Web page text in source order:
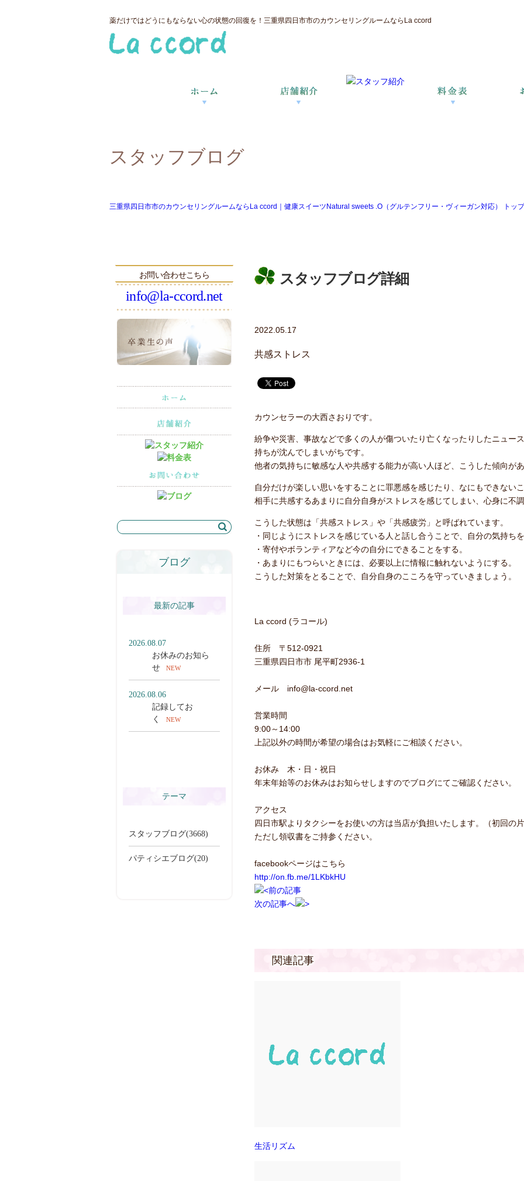
薬だけではどうにもならない心の状態の回復を！三重県四日市市のカウンセリングルームならLa ccord
スタッフブログ
三重県四日市市のカウンセリングルームならLa ccord｜健康スイーツNatural sweets .O（グルテンフリー・ヴィーガン対応） トッ
スタッフブログ詳細
2022.05.17
共感ストレス
カウンセラーの大西さおりです。
紛争や災害、事故などで多くの人が傷ついたり亡くなったりしたニュー
持ちが沈んでしまいがちです。
他者の気持ちに敏感な人や共感する能力が高い人ほど、こうした傾向があ
自分だけが楽しい思いをすることに罪悪感を感じたり、なにもできない
相手に共感するあまりに自分自身がストレスを感じてしまい、心身に不
こうした状態は「共感ストレス」や「共感疲労」と呼ばれています。
・同じようにストレスを感じている人と話し合うことで、自分の気持ち
・寄付やボランティアなど今の自分にできることをする。
・あまりにもつらいときには、必要以上に情報に触れないようにする。
こうした対策をとることで、自分自身のこころを守っていきましょう。
La ccord (ラコール)
住所 〒512-0921
三重県四日市市 尾平町2936-1
メール info@la-ccord.net
営業時間
9:00～14:00
上記以外の時間が希望の場合はお気軽にご相談ください。
お休み 木・日・祝日
年末年始等のお休みはお知らせしますのでブログにてご確認ください。
アクセス
四日市駅よりタクシーをお使いの方は当店が負担いたします。（初回の片
ただし領収書をご持参ください。
facebookページはこちら
http://on.fb.me/1LKbkHU
前の記事
次の記事へ
関連記事
生活リズム
お問い合わせこちら
info@la-ccord.net
ブログ
最新の記事
2026.08.07
お休みのお知ら
せ
NEW
2026.08.06
記録してお
く
NEW
テーマ
スタッフブログ(3668)
パティシエブログ(20)